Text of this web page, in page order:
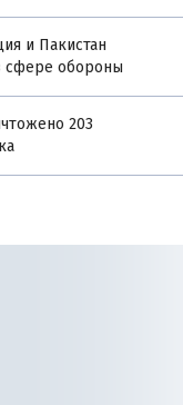
и Пакистан
сфере обороны
203